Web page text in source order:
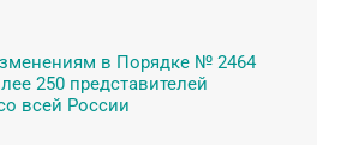
в Порядке № 2464
250 представителей
всей России